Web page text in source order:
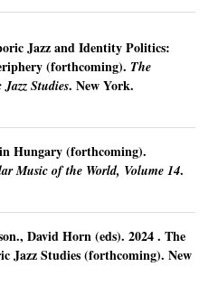
Jazz and Identity Politics:
(forthcoming). The
Studies. New York.
Hungary (forthcoming).
Music of the World, Volume 14.
David Horn (eds). 2024. The
Jazz Studies (forthcoming). New